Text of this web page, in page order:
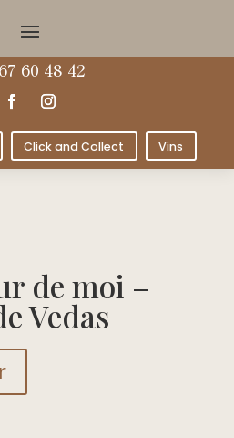
60 48 42
Click and Collect Vins
de moi –
Vedas